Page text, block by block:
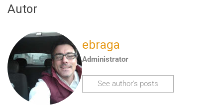
Autor
ebraga
Administrator
See author's posts